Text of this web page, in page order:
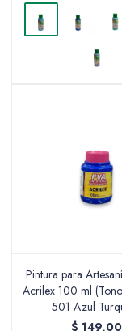
Pintura para
Acrilex 100 ml
501 Azul
$ 149,00